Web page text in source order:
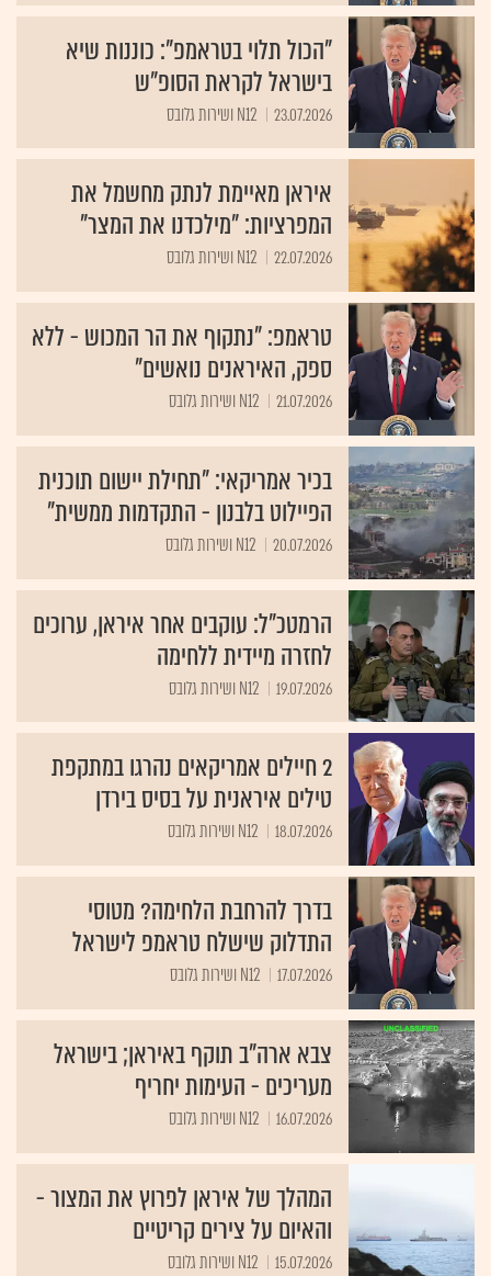
"הכול תלוי בטראמפ": כוננות שיא
בישראל לקראת הסופ"ש
23.07.2026 N12 ושירות גלובס
איראן מאיימת לנתק מחשמל את
המפרציות: "מילכדנו את המצר"
22.07.2026 N12 ושירות גלובס
טראמפ: "נתקוף את הר המכוש - ללא
ספק, האיראנים נואשים"
21.07.2026 N12 ושירות גלובס
בכיר אמריקאי: "תחילת יישום תוכנית
הפיילוט בלבנון - התקדמות ממשית"
20.07.2026 N12 ושירות גלובס
הרמטכ"ל: עוקבים אחר איראן, ערוכים
לחזרה מיידית ללחימה
19.07.2026 N12 ושירות גלובס
2 חיילים אמריקאים נהרגו במתקפת
טילים איראנית על בסיס בירדן
18.07.2026 N12 ושירות גלובס
בדרך להרחבת הלחימה? מטוסי
התדלוק שישלח טראמפ לישראל
17.07.2026 N12 ושירות גלובס
צבא ארה"ב תוקף באיראן; בישראל
מעריכים - העימות יחריף
16.07.2026 N12 ושירות גלובס
המהלך של איראן לפרוץ את המצור -
והאיום על צירים קריטיים
15.07.2026 N12 ושירות גלובס